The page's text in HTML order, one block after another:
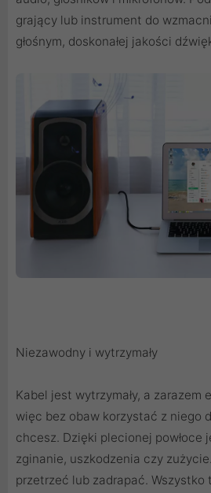
grający lub instrument do
głośnym, doskonałej jakości
Niezawodny i wytrzymały
Kabel jest wytrzymały, a zarazem
więc bez obaw korzystać z niego
chcesz. Dzięki plecionej powłoce
zginanie, uszkodzenia czy
przetrzeć lub zadrapać. Wszystko